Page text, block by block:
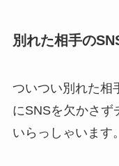
別れた相手の
ついつい別れた相
にSNSを欠かさず
いらっしゃいます。